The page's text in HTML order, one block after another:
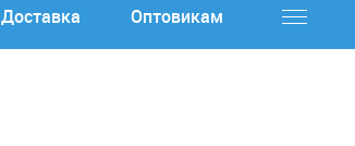
Доставка Оптовикам